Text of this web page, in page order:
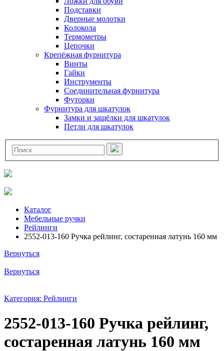
Подставки
Дверные молотки
Колокола
Термометры
Цепочки
Крепёжная фурнитура
Винты
Гайки
Инструменты
Соединительная фурнитура
Футорки
Фурнитура для шкатулок
Замки и защёлки для шкатулок
Петли для шкатулок
Каталог
Мебельные ручки
Рейлинги
2552-013-160 Ручка рейлинг, состаренная латунь 160 мм
Вернуться
Вернуться
Категория: Рейлинги
2552-013-160 Ручка рейлинг,
состаренная латунь 160 мм